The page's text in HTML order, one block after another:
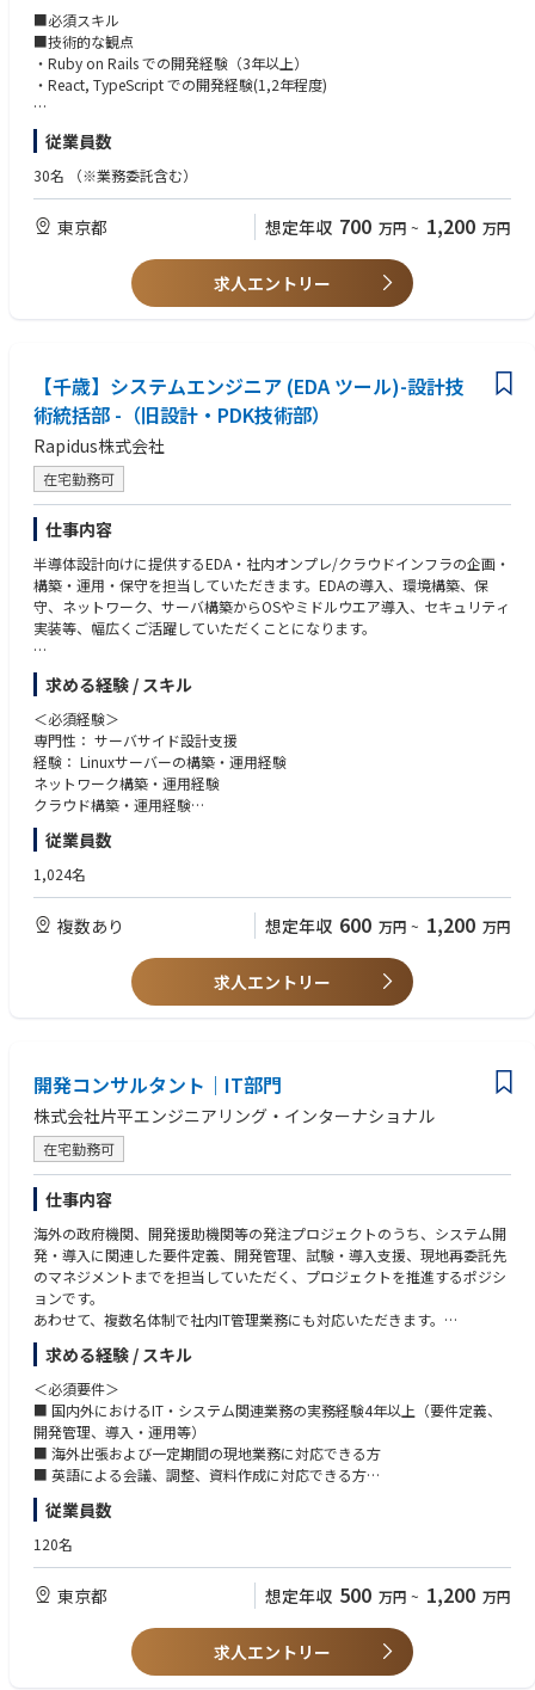
２：既存の機能改善、運用業務へのフォロー
・新規案件の運用体制の立ち上げ
・既存の運用体制の見直し
３：5名程度のチームマネジメント
・既存メンバーの工数最適化、および成果物への責任
※上記の内容を、開発：マネジメント＝7：3の割合で取り組んでいただく
（変更の範囲）会社の定める業務
ビジネスサイド・経営層とディスカッションをしながらプロジェクトを推
し進めていただきたいと思っております！
開発をメインとして、組織のマネジメントからプロジェクトマネジメント
まで一貫して携わりたい方、ぜひご応募ください！
▍入社後のフロー
■Step1 まずは開発体制や既存コードを理解してもらうために
・いくつかの小規模な開発業務（1ヶ月程度）
・既存エンジニアとの開発を通してのコミュニケーション
■Step2 主にお任せしたい業務
・開発の要件検討と設計
・日々のコードレビューと参加エンジニアへのアドバイス
■Step3 適性に合わせて将来お任せしたい業務
・Step2に加えて技術選定および刷新
・プロジェクトマネジメント
▍組織体制
エンジニア部門：7名（業務委託含む）
・マネジメント：1名
・フルスタックエンジニア：4名
・フロントエンド：1名
・インフラ：1名
▍開発体制
■エンジニアに負担の少ない開発進行
・オーナーとマネージャーとエンジニアの双方向で状況を確認し、エンジ
ニアに無理のないスケジュールを組んでいます。
■ドキュメント整備のエンジニア文化形成
・まだ歴史の浅いプロダクトだからこそドキュメントが大事。
・開発の区切りごとにドキュメントを整備する時間を取るようにしていま
す。
▍技術スタック
・フロントエンド：React, Typescript
・インフラ：AWS, Terraform, Docker等
・その他：GitHub, GitLab, Slack, asana等
※ 新規プロダクト開発も計画しており、そこではこれから技術選定しま
す。
※ 上記の技術スタック全てに精通している必要はありません。
▍やりがい・魅力
◆建設業界の課題を解決し、エンジニアとしても技術力を高めながら成長
できるポジションです！
建設業界にはさまざまな課題があり、それらを解決するためには高度な技
術力が必要です。エンジニアリングマネージャーとして、これまでの経験
を活かしてお客様のニーズに合ったプロダクトを提供することで、業界全
体の問題解決に貢献できます。特に、日本有数の大企業の課題に挑戦でき
ることは、やりがいを感じる大きなポイントです！自身の技術力を活か
し、社会にインパクトを与える仕事ができるため、挑戦しがいのあるポジ
ションです。
◆競合が少ない新領域で、主力メンバーとして業界トップを目指せます！
私たちが手がけている領域は、ほとんど競合がいません。
■必須スキル
■技術的な観点
・Ruby on Rails での開発経験（3年以上）
・React, TypeScript での開発経験(1,2年程度)
■マネジメント観点
・複数名のメンバー管理、開発スケジュール調整などのマネジメント経験
・新規プロジェクトにおけるビジネスサイドとの仕様調整などの経験
■歓迎スキル
・技術選定を含めた技術的なレビューの経験
・ドキュメントの運用経験
・開発体験を改善するような経験
・チームメンバーの採用経験
・プロダクトエンジニアとして、事業目線で優先度の高いタスクを拾える
方
・重要な課題が多くある中でも、オーナーシップを持って選択と集中を
し、着実に前に進むことができる方
様々な不確実性の中で、自ら積極的に仮説検証を回し、重要な事業ミッシ
ョンを達成して頂きたいため "開発組織” を中心には据えつつ、その周辺
領域（例えばプロダクト戦略、採用体制整備）にも切り込んで、前に進め
られる方や、そういった環境に挑戦していきたいという方を求めておりま
す。
従業員数
30名 （※業務委託含む）
東京都 想定年収 700 万円 ~ 1,200 万円
求人エントリー
【千歳】システムエンジニア (EDA ツール)-設計技
術統括部 -（旧設計・PDK技術部）
Rapidus株式会社
在宅勤務可
仕事内容
半導体設計向けに提供するEDA・社内オンプレ/クラウドインフラの企画・
構築・運用・保守を担当していただきます。EDAの導入、環境構築、保
守、ネットワーク、サーバ構築からOSやミドルウエア導入、セキュリティ
実装等、幅広くご活躍していただくことになります。
Rapidusは2025年4月にパイロットラインが稼働し始め、2027年量産化に
向けて試作を進めております。
《Rapidusの技術で変える未来》
弊社の取引業界は自動車業界やIT・PCメーカーなど多岐に渡りますがスマ
ホやPC、産業用ロボットなど私たちが扱う製品に必要不可欠な半導体。
現代社会の進化は半導体なくしては成り立たず、特に近年AIやIoTといった
次世代技術の発展が、半導体の需要を爆発的に高めています。
スRUMSを展開、単に半導体を製造するだけでなく、開発期間を世界最短
にすることを価値として提供。
RUMSとは・・・https://www.rapidus.inc/business/
〇IBMとの技術提携
Rapidusは2nmプロセスの基盤技術を自社開発するのではなくこの分野で
ーヨーク州アルバニーで米国IBM・日本IBMの研究者と協働。
日本国内技術に留まらない世界的な最新技術への挑戦です。
〇imecとの連携
ベルギーに本拠を置く世界最先端の半導体研究機関imecとの協力覚書も締
結。欧州半導体エコシステムの中心的存在であるimecとの連携をきっかけ
にEUV技術へのアクセスとグローバルな研究開発ネットワークへの参加を
進めています。
■参考動画・記事
＜記事＞
参考①：新たなコンセプトで先端ロジック半導体製造へ：ラピダスの小池
淳義社長に聞く
https://www.nippon.com/ja/in-depth/a09004/?cx_recs_click=true
＜参考動画＞
参考①：【半導体2023】今さら聞けない『Rapidusは何をやっている？』
＆業界各社の動きを徹底解説【TSMC】【サムスン】
https://www.youtube.com/watch?v=dQY-VjzvZUA
参考②：【Rapidus社長対談】Rapidusは今までにないビジネスモデルを
構築する!
https://www.youtube.com/watch?v=A1klwk6z2Qw
求める経験 / スキル
＜必須経験＞
専門性： サーバサイド設計支援
経験： Linuxサーバーの構築・運用経験
ネットワーク構築・運用経験
クラウド構築・運用経験
EDAソフトウェア開発業務または半導体設計(領域問わず)の経験
シェルスクリプト、Python などのスクリプティングスキル
従業員数
1,024名
複数あり 想定年収 600 万円 ~ 1,200 万円
求人エントリー
開発コンサルタント｜IT部門
株式会社片平エンジニアリング・インターナショナル
在宅勤務可
仕事内容
海外の政府機関、開発援助機関等の発注プロジェクトのうち、システム開
発・導入に関連した要件定義、開発管理、試験・導入支援、現地再委託先
のマネジメントまでを担当していただく、プロジェクトを推進するポジシ
ョンです。
あわせて、複数名体制で社内IT管理業務にも対応いただきます。
＜具体的な業務内容＞
■ 現地機関の業務・課題の把握およびシステム要件の整理
■ 要件定義書・技術仕様書等の作成
■ 現地再委託先や開発会社の進捗・品質・課題管理
■ システムの試験・導入・運用支援
■ 現地機関、開発会社、社内関係部署等との調整
～当社の特徴～
株式会社片平新日本技研（旧名：株式会社片平エンジニアリング）の創業
者は、旧建設省・日本道路公団出身ということもあり、特に道路・交通分
野においては高いノウハウを保有しております。海外案件においては、マ
ニラに海外本部を置き、JICAのみならず、ADBやWBの案件受注にも成功し
求める経験 / スキル
＜必須要件＞
■ 国内外におけるIT・システム関連業務の実務経験4年以上（要件定義、
開発管理、導入・運用等）
■ 海外出張および一定期間の現地業務に対応できる方
■ 英語による会議、調整、資料作成に対応できる方
■ 社内外の関係者と連携し、主体的にプロジェクトを推進できる方
＜歓迎・優遇＞
■ JICA海外協力隊のIT職種（コンピュータ技術、PCインストラクター
等）の経験者を優遇
■ 交通管理、料金収受、道路・橋梁管理、GIS等に関連するシステムの経
■ Web・アプリ開発、ITインフラまたはプロジェクト管理の経験
従業員数
120名
東京都 想定年収 500 万円 ~ 1,200 万円
求人エントリー